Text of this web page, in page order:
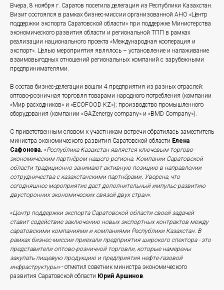
Вчера, 8 ноября г. Саратов посетила делегация из Республики Казахстан.
Визит состоялся в рамках бизнес-миссии организованной АНО «Центр
поддержки экспорта Саратовской области» при поддержке Министерства
экономического развития области и региональной ТПП в рамках
реализации национального проекта «Международная кооперация и
экспорт». Целью мероприятия являлось – установление и налаживание
взаимовыгодных отношений региональных компаний с зарубежными
предпринимателями.
В состав бизнес-делегации вошли 4 предприятия из разных отраслей:
оптово-розничная торговля товарами народного потребления (компании
«Мир расходников» и «ECOFOOD KZ»); производство промышленного
оборудования (компании «GAZenergy company» и «BMD Company»).
С приветственным словом к участникам встречи обратилась заместитель
министра экономического развития Саратовской области Елена
Сафонова. «Республика Казахстан является ключевым торгово-
экономическим партнёром нашего региона. Компании Саратовской
области традиционно занимают активную позицию в направлении
сотрудничества с казахстанскими партнёрами. Уверена, что
сегодняшнее мероприятие даст дополнительный импульс развитию
двусторонних экономических связей двух стран».
«Центр поддержки экспорта Саратовской области своей задачей
ставит содействие заключению новых экспортных контрактов между
саратовскими компаниями и компаниями Республики Казахстан. В
рамках бизнес-миссии приехали предприятия широкого спектора - это
представители оптово-розничной торговли, которые намерены
закупать пищевую продукцию и предприятия нефте-газовой
инфраструктуры»- отметил советник министра экономического
развития Саратовской области Юрий Аршинов.